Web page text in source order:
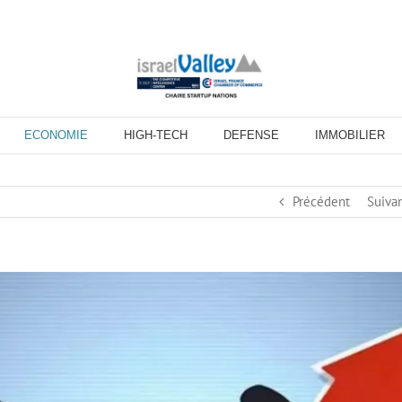
ECONOMIE HIGH-TECH DEFENSE IMMOBILIER
Précédent